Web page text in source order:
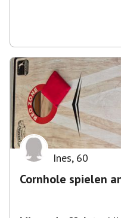
Ines, 60
Cornhole spielen